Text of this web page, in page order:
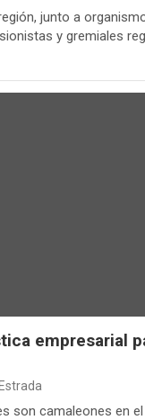
junto a
y gremiales
empresarial
son camaleones en